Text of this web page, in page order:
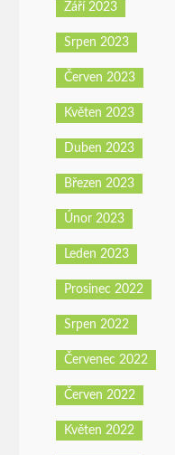
Září 2023
Srpen 2023
Červen 2023
Květen 2023
Duben 2023
Březen 2023
Únor 2023
Leden 2023
Prosinec 2022
Srpen 2022
Červenec 2022
Červen 2022
Květen 2022